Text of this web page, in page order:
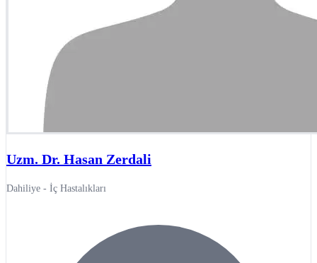
Uzm. Dr. Hasan Zerdali
Dahiliye - İç Hastalıkları